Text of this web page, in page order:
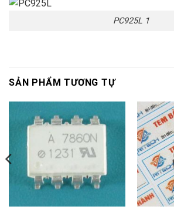
PC925L 1
SẢN PHẨM TƯƠNG TỰ